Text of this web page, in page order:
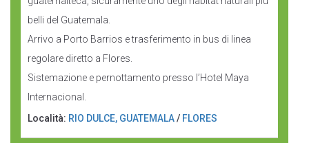
belli del Guatemala.
Arrivo a Porto Barrios e trasferimento in bus di linea
regolare diretto a Flores.
Sistemazione e pernottamento presso l’Hotel Maya
Internacional.
Località: RIO DULCE, GUATEMALA/ FLORES